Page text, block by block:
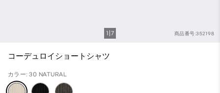
商品番号:352198
1 7
コーデュロイショートシャツ
カラー: 30 NATURAL